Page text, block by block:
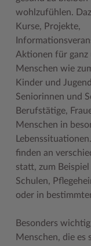
Geodatenportale
Kfz-Zulassung
Kontakt /
Lebenslagen
Leistungen
Lexikon
Wo Sie uns finden
Wunsch-
Fotoarchiv
Hitzeschutz
Kreistag
Lokales Wetter
Newsletter
Social Media
Stellenangebote
Termine
Kreispräsident
Kreistag und
Kreistag
Kreisverwaltung
Landrat
Sonderbereiche
Städte und
Wahlen im Kreis
Wappenrolle
Offene Stellen
Praktika und FSJ
Weiterbildung
Wen wir suchen
Klimaschutz beim
Projekt e-Gewerbe
Stormarner
Wirtschafts- und
Zahlen, Daten,
Kulturelle
Naturschutzgebiete
Radwandern
Storchenhorste
Lieblingsplätze in
Tourismus
Umlandscout
Wälder und Moore
wohlzufühlen.
Kurse, Projekte,
Aktionen für ganz
Menschen wie
Kinder und
Seniorinnen und
Berufstätige,
Menschen in
finden an
statt, zum
Schulen,
oder in
Besonders
Menschen, die es